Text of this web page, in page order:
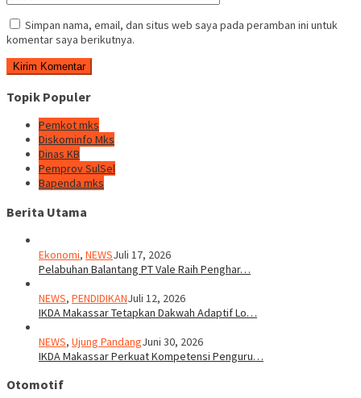
Simpan nama, email, dan situs web saya pada peramban ini untuk
komentar saya berikutnya.
Topik Populer
Pemkot mks
Diskominfo Mks
Dinas KB
Pemprov SulSel
Bapenda mks
Berita Utama
Ekonomi, NEWSJuli 17, 2026
Pelabuhan Balantang PT Vale Raih Penghar…
NEWS, PENDIDIKANJuli 12, 2026
IKDA Makassar Tetapkan Dakwah Adaptif Lo…
NEWS, Ujung PandangJuni 30, 2026
IKDA Makassar Perkuat Kompetensi Penguru…
Otomotif